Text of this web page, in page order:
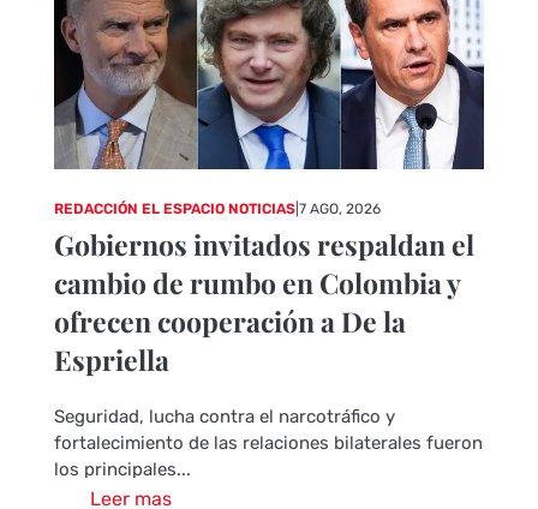
REDACCIÓN EL ESPACIO NOTICIAS| 7 AGO, 2026
Gobiernos invitados respaldan el
cambio de rumbo en Colombia y
ofrecen cooperación a De la
Espriella
Seguridad, lucha contra el narcotráfico y
fortalecimiento de las relaciones bilaterales fueron
los principales...
Leer mas